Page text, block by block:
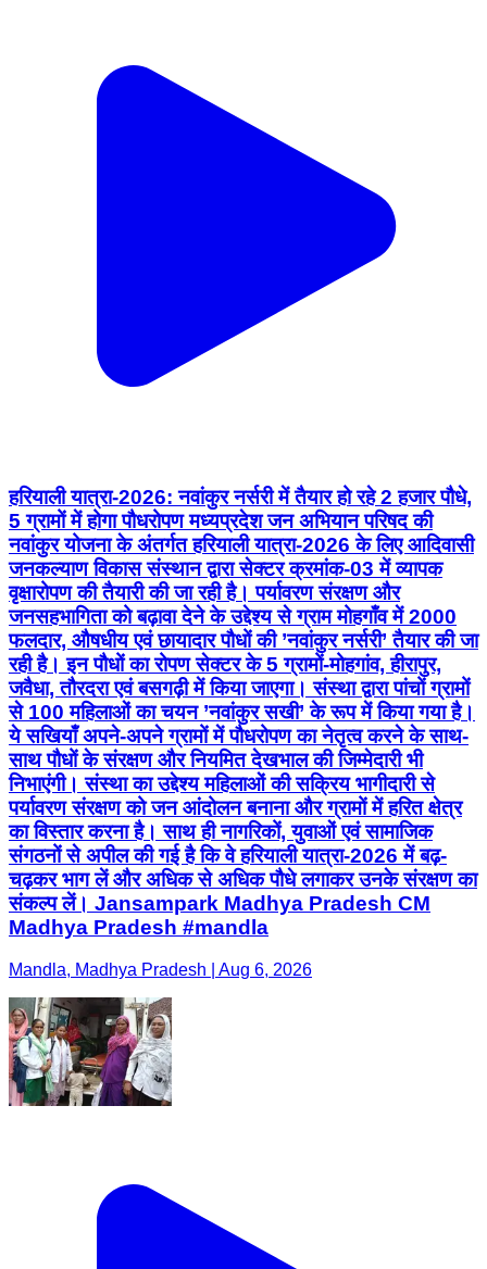
हरियाली यात्रा-2026: नवांकुर नर्सरी में तैयार हो रहे 2 हजार पौधे,
5 ग्रामों में होगा पौधरोपण मध्यप्रदेश जन अभियान परिषद की
नवांकुर योजना के अंतर्गत हरियाली यात्रा-2026 के लिए आदिवासी
जनकल्याण विकास संस्थान द्वारा सेक्टर क्रमांक-03 में व्यापक
वृक्षारोपण की तैयारी की जा रही है। पर्यावरण संरक्षण और
जनसहभागिता को बढ़ावा देने के उद्देश्य से ग्राम मोहगाँव में 2000
फलदार, औषधीय एवं छायादार पौधों की ’नवांकुर नर्सरी’ तैयार की जा
रही है। इन पौधों का रोपण सेक्टर के 5 ग्रामों-मोहगांव, हीरापुर,
जवैधा, तौरदरा एवं बसगढ़ी में किया जाएगा। संस्था द्वारा पांचों ग्रामों
से 100 महिलाओं का चयन ’नवांकुर सखी’ के रूप में किया गया है।
ये सखियाँ अपने-अपने ग्रामों में पौधरोपण का नेतृत्व करने के साथ-
साथ पौधों के संरक्षण और नियमित देखभाल की जिम्मेदारी भी
निभाएंगी। संस्था का उद्देश्य महिलाओं की सक्रिय भागीदारी से
पर्यावरण संरक्षण को जन आंदोलन बनाना और ग्रामों में हरित क्षेत्र
का विस्तार करना है। साथ ही नागरिकों, युवाओं एवं सामाजिक
संगठनों से अपील की गई है कि वे हरियाली यात्रा-2026 में बढ़-
चढ़कर भाग लें और अधिक से अधिक पौधे लगाकर उनके संरक्षण का
संकल्प लें। Jansampark Madhya Pradesh CM
Madhya Pradesh #mandla
Mandla, Madhya Pradesh | Aug 6, 2026